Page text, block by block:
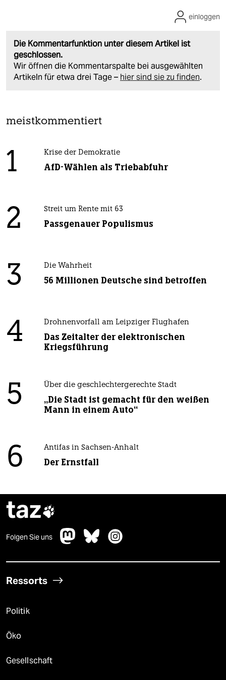
Die Kommentarfunktion unter diesem Artikel ist
geschlossen.
Wir öffnen die Kommentarspalte bei ausgewählten
Artikeln für etwa drei Tage – hier sind sie zu finden.
einloggen
meistkommentiert
1 Krise der Demokratie
AfD-Wählen als Triebabfuhr
2 Streit um Rente mit 63
Passgenauer Populismus
3 Die Wahrheit
56 Millionen Deutsche sind betroffen
4 Drohnenvorfall am Leipziger Flughafen
Das Zeitalter der elektronischen
Kriegsführung
5 Über die geschlechtergerechte Stadt
„Die Stadt ist gemacht für den weißen
Mann in einem Auto“
6 Antifas in Sachsen-Anhalt
Der Ernstfall
taz
Folgen Sie uns
Ressorts
Politik
Öko
Gesellschaft